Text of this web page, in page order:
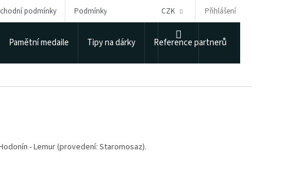
podmínky Podmínky ochrany osobních údajů Puncovní úřad
CZK Přihlášení
Pamětní medaile Tipy na dárky Reference partnerů
- Lemur (provedení: Staromosaz).